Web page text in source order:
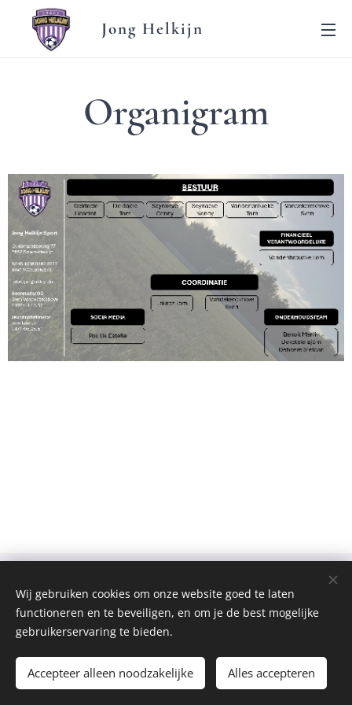
Jong Helkijn
Organigram
Jong Helkijn
Nederlands
Français
Wij gebruiken cookies om onze website goed te laten
functioneren en te beveiligen, en om je de best mogelijke
gebruikerservaring te bieden.
Accepteer alleen noodzakelijke Alles accepteren